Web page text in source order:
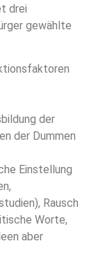
drei
gewählte
der
der Dummen
Einstellung
Rausch
Worte,
aber